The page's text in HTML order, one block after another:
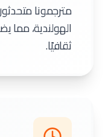
مترجمونا
الهولندية،
ثقافيًا.